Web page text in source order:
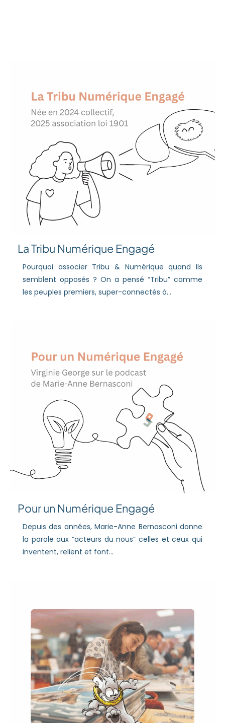
La Tribu Numérique Engagé
Pourquoi associer Tribu & Numérique quand Ils
semblent opposés ? On a pensé “Tribu” comme
les peuples premiers, super-connectés à...
Pour un Numérique Engagé
Depuis des années, Marie-Anne Bernasconi donne
la parole aux “acteurs du nous” celles et ceux qui
inventent, relient et font...